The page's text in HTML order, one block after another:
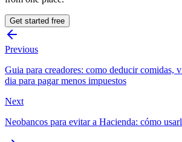
Get started free
Previous
Guia para creadores: como deducir comidas,
dia para pagar menos impuestos
Next
Neobancos para evitar a Hacienda: cómo